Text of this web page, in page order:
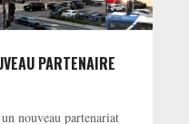
PARTENAIRE
nouveau partenariat